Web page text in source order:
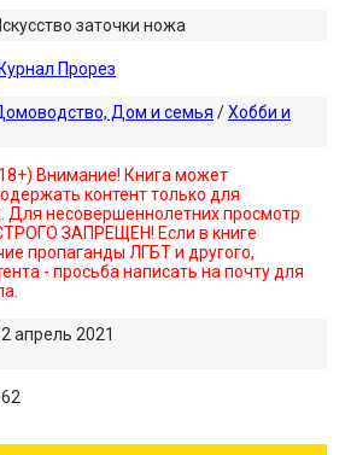
заточки ножа
Прорез
Дом и семья /Хобби и
Внимание! Книга может
контент только для
Для несовершеннолетних просмотр
ЗАПРЕЩЕН! Если в книге
пропаганды ЛГБТ и другого,
- просьба написать на почту для
апрель 2021